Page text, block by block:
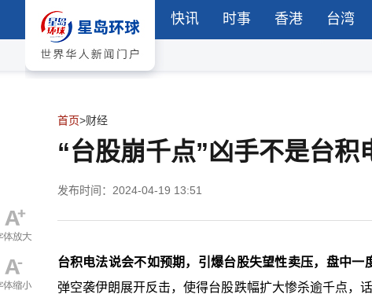
快讯 时事 香港 台湾
首页>财经
“台股崩千点”凶手不是台
发布时间：2024-04-19 13:51
台积电法说会不如预期，引爆台股失望性卖压，盘中一
弹空袭伊朗展开反击，使得台股跌幅扩大惨杀逾千点，